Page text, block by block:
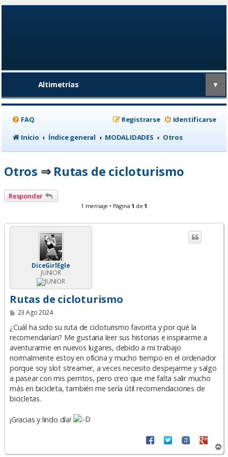
Altimetrías ▼
FAQ Identificarse
Registrarse
Inicio
Índice general MODALIDADES Otros
Otros ⇒ Rutas de cicloturismo
Responder
1 mensaje • Página 1 de 1
DiceGirlEgle
JUNIOR
Rutas de cicloturismo
M
n
a
j
e
23 Ago 2024
¿Cuál ha sido su ruta de cicloturismo favorita y por qué la
recomendarían? Me gustaria leer sus historias e inspirarme a
aventurarme en nuevos lugares, debido a mi trabajo
normalmente estoy en oficina y mucho tiempo en el ordenador
porque soy slot streamer, a veces necesito despejarme y salgo
a pasear con mis perritos, pero creo que me falta salir mucho
más en bicicleta, también me sería útil recomendaciones de
bicicletas.
¡Gracias y lindo día!
r